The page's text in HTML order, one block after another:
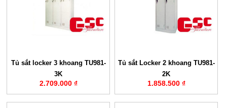
Tủ sắt locker 3 khoang TU981-
3K
2.709.000 ₫
Tủ sắt Locker 2 khoang TU981-
2K
1.858.500 ₫